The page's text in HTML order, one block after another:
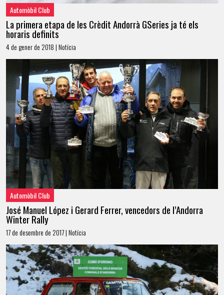
Automòbil Club
La primera etapa de les Crèdit Andorrà GSeries ja té els
horaris definits
4 de gener de 2018 | Notícia
Automòbil Club
José Manuel López i Gerard Ferrer, vencedors de l’Andorra
Winter Rally
17 de desembre de 2017 | Notícia